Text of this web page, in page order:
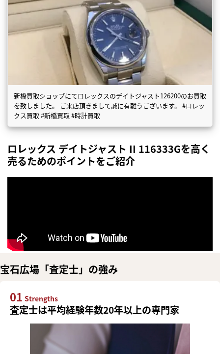
新橋買取ショップにてロレックスのデイトジャスト126200のお買取
を致しました。 ご来店頂きまして誠に有難うございます。 #ロレッ
クス買取 #新橋買取 #時計買取
ロレックス デイトジャスト II 116333Gを高く
売るためのポイントをご紹介
宝石広場「査定士」の強み
01 Strengths
査定士は平均経験年数20年以上の専門家